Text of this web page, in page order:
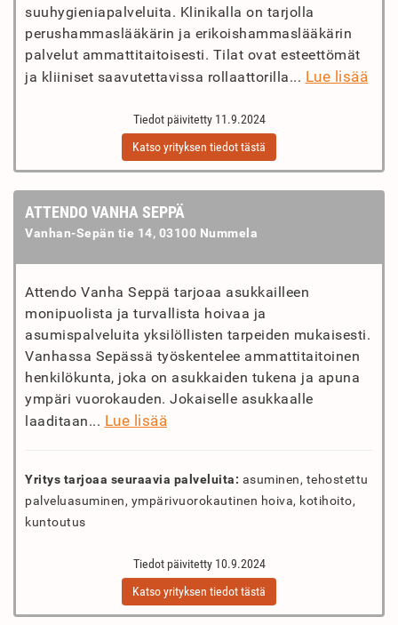
suuhygieniapalveluita. Klinikalla on tarjolla
perushammaslääkärin ja erikoishammaslääkärin
palvelut ammattitaitoisesti. Tilat ovat esteettömät
ja kliiniset saavutettavissa rollaattorilla... Lue lisää
Tiedot päivitetty 11.9.2024
Katso yrityksen tiedot tästä
ATTENDO VANHA SEPPÄ
Vanhan-Sepän tie 14, 03100 Nummela
Attendo Vanha Seppä tarjoaa asukkailleen
monipuolista ja turvallista hoivaa ja
asumispalveluita yksilöllisten tarpeiden mukaisesti.
Vanhassa Sepässä työskentelee ammattitaitoinen
henkilökunta, joka on asukkaiden tukena ja apuna
ympäri vuorokauden. Jokaiselle asukkaalle
laaditaan... Lue lisää
Yritys tarjoaa seuraavia palveluita: asuminen, tehostettu
palveluasuminen, ympärivuorokautinen hoiva, kotihoito,
kuntoutus
Tiedot päivitetty 10.9.2024
Katso yrityksen tiedot tästä